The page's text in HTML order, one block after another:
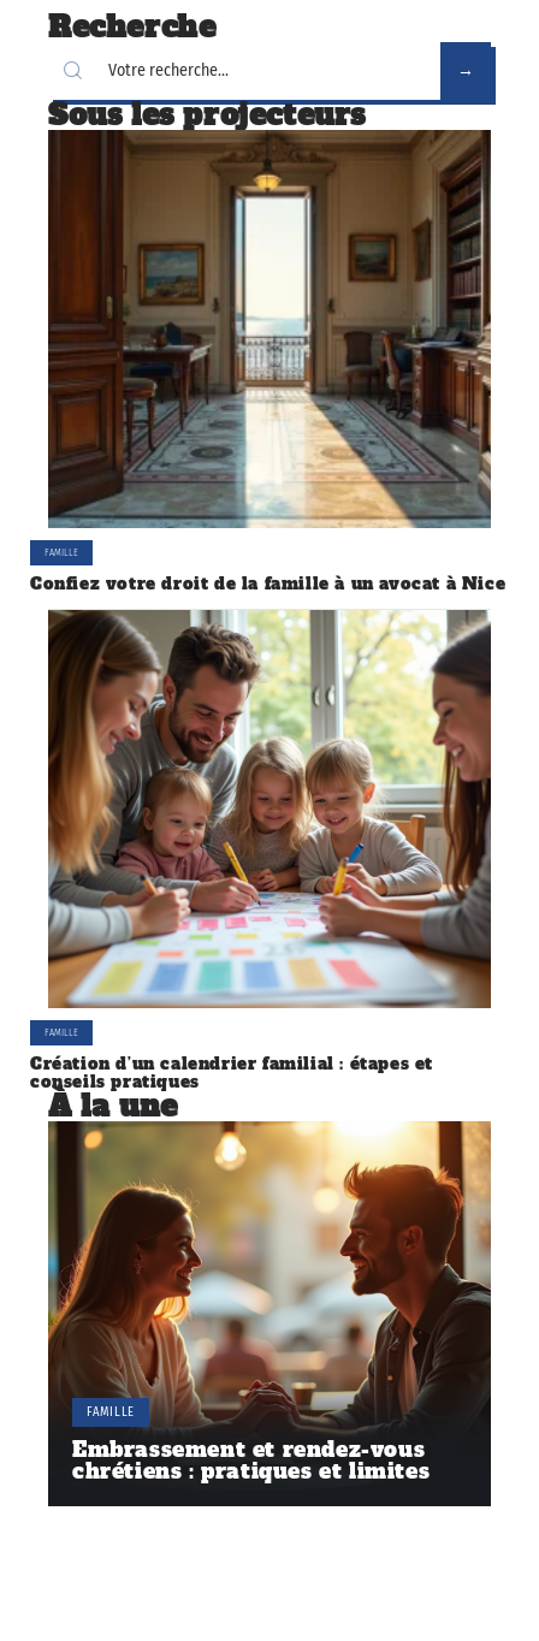
Recherche
Sous les projecteurs
FAMILLE
Confiez votre droit de la famille à un avocat à Nice
FAMILLE
Création d’un calendrier familial : étapes et
conseils pratiques
À la une
FAMILLE
Embrassement et rendez-vous
chrétiens : pratiques et limites